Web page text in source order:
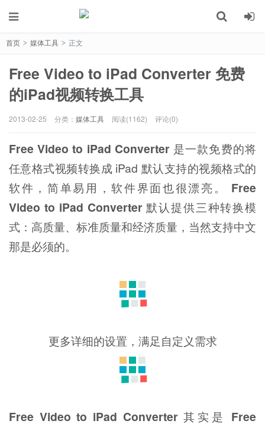
首页 > 媒体工具 > 正文
Free Video to iPad Converter 免费
的iPad视频转换工具
2013-02-25 分类： 媒体工具 阅读(1162) 评论(0)
Free Video to iPad Converter是一款免费的将
任意格式视频转换成 iPad 默认支持的视频格式的
软件，简单易用，软件界面也很漂亮。 Free
Video to iPad Converter默认提供三种转换模
式：高质量、标准质量和经济质量，当然支持中文
那是必须的。
更多详细的设置，满足自定义需求
Free Video to iPad Converter其实是 Free